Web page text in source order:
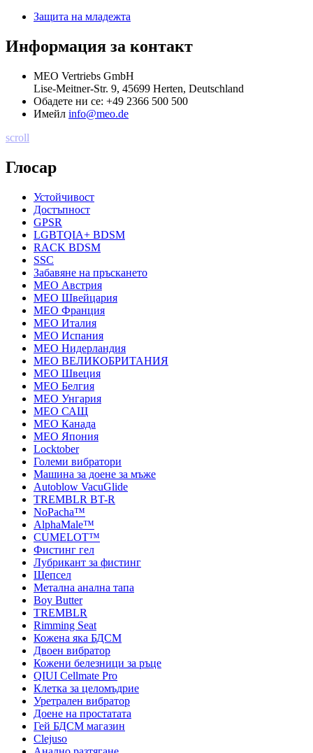
Защита на младежта
Информация за контакт
MEO Vertriebs GmbH
Lise-Meitner-Str. 9, 45699 Herten, Deutschland
Обадете ни се: +49 2366 500 500
Имейл info@meo.de
scroll
Глосар
Устойчивост
Достъпност
GPSR
LGBTQIA+ BDSM
RACK BDSM
SSC
Забавяне на пръскането
MEO Австрия
MEO Швейцария
MEO Франция
MEO Италия
MEO Испания
MEO Нидерландия
MEO ВЕЛИКОБРИТАНИЯ
MEO Швеция
MEO Белгия
MEO Унгария
MEO САЩ
MEO Канада
MEO Япония
Locktober
Големи вибратори
Машина за доене за мъже
Autoblow VacuGlide
TREMBLR BT-R
NoPacha™
AlphaMale™
CUMELOT™
Фистинг гел
Лубрикант за фистинг
Щепсел
Метална анална тапа
Boy Butter
TREMBLR
Rimming Seat
Кожена яка БДСМ
Двоен вибратор
Кожени белезници за ръце
QIUI Cellmate Pro
Клетка за целомъдрие
Уретрален вибратор
Доене на простатата
Гей БДСМ магазин
Clejuso